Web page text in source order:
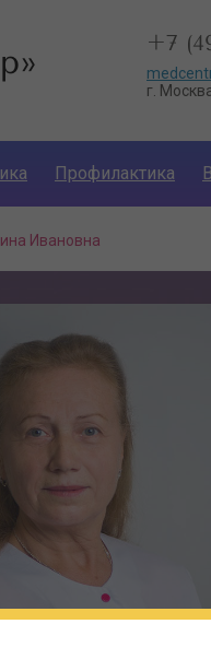
+7
г.
Профилактика
Ивановна